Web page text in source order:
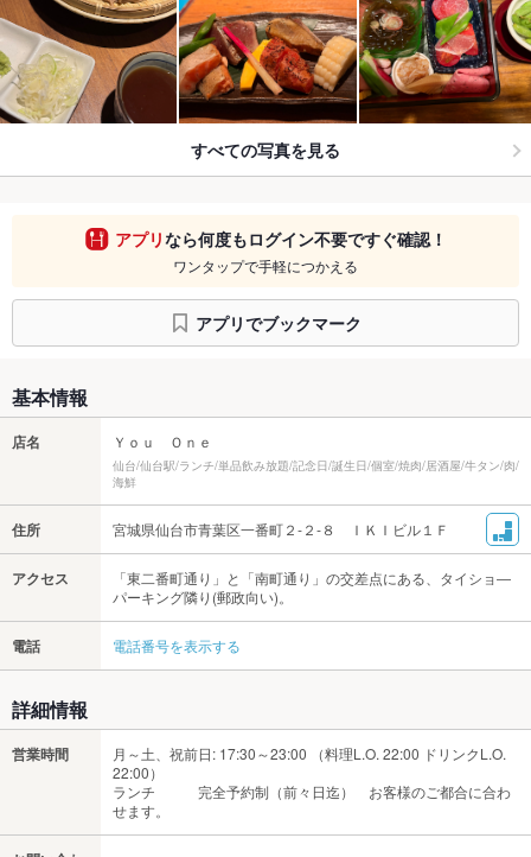
すべての写真を見る
アプリなら何度もログイン不要ですぐ確認！
ワンタップで手軽につかえる
アプリでブックマーク
基本情報
店名 Ｙｏｕ Ｏｎｅ
仙台/仙台駅/ランチ/単品飲み放題/記念日/誕生日/個室/焼肉/居酒屋/牛タン/肉/
海鮮
住所 宮城県仙台市青葉区一番町２‐２‐８ ＩＫＩビル１Ｆ
アクセス
「東二番町通り」と「南町通り」の交差点にある、タイショ―
パーキング隣り(郵政向い)。
電話 電話番号を表示する
詳細情報
営業時間
月～土、祝前日: 17:30～23:00 （料理L.O. 22:00 ドリンクL.O.
22:00）
ランチ 完全予約制（前々日迄） お客様のご都合に合わ
せます。